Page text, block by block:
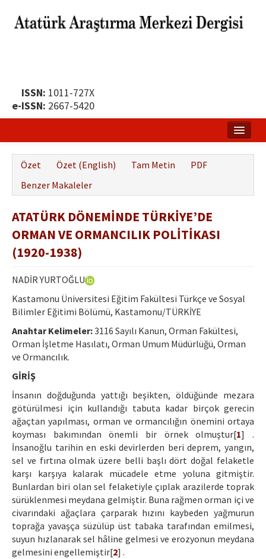
ISSN: 1011-727X
e-ISSN: 2667-5420
Yayın Politikası
Dergi Kurulları
Yazar Rehberi
Hakem Rehberi
İletişim
Özet Özet (English) Tam Metin
PDF
Benzer Makaleler
ATATÜRK DÖNEMİNDE TÜRKİYE’DE
ORMAN VE ORMANCILIK POLİTİKASI
(1920-1938)
NADİR YURTOĞLU
Kastamonu Üniversitesi Eğitim Fakültesi Türkçe ve Sosyal
Bilimler Eğitimi Bölümü, Kastamonu/TÜRKİYE
Anahtar Kelimeler:3116 Sayılı Kanun, Orman Fakültesi,
Orman İşletme Hasılatı, Orman Umum Müdürlüğü, Orman
ve Ormancılık.
GİRİŞ
İnsanın doğduğunda yattığı beşikten, öldüğünde mezara
götürülmesi için kullandığı tabuta kadar birçok gerecin
ağaçtan yapılması, orman ve ormancılığın önemini ortaya
koyması bakımından önemli bir örnek olmuştur[1] .
İnsanoğlu tarihin en eski devirlerden beri deprem, yangın,
sel ve fırtına olmak üzere belli başlı dört doğal felaketle
karşı karşıya kalarak mücadele etme yoluna gitmiştir.
Bunlardan biri olan sel felaketiyle çıplak arazilerde toprak
sürüklenmesi meydana gelmiştir. Buna rağmen orman içi ve
civarındaki ağaçlara çarparak hızını kaybeden yağmurun
toprağa yavaşça süzülüp üst tabaka tarafından emilmesi,
suyun hızlanarak sel hâline gelmesi ve erozyonun meydana
gelmesini engellemiştir[2] .